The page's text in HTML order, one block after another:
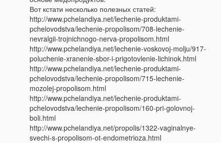
Вот кстати несколько полезных статей:
http://www.pchelandiya.net/lechenie-produktami-
pchelovodstva/lechenie-propolisom/708-lechenie-
nevralgii-trojnichnogo-nerva-propolisom.html
http://www.pchelandiya.net/lechenie-voskovoj-molju/917-
poluchenie-xranenie-sbor-i-prigotovlenie-lichinok.html
http://www.pchelandiya.net/lechenie-produktami-
pchelovodstva/lechenie-propolisom/715-lechenie-
mozolej-propolisom.html
http://www.pchelandiya.net/lechenie-produktami-
pchelovodstva/lechenie-propolisom/160-pri-golovnoj-
boli.html
http://www.pchelandiya.net/propolis/1322-vaginalnye-
svechi-s-propolisom-ot-endometrioza.html